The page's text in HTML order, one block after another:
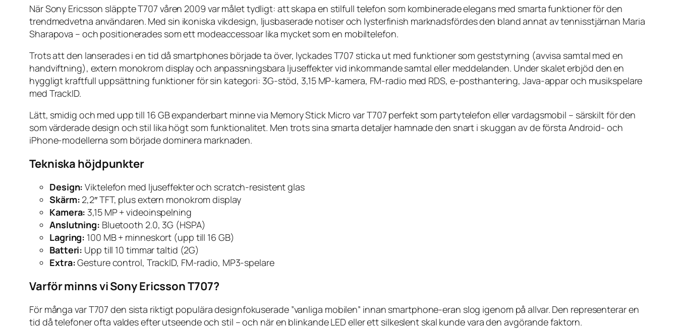
När Sony Ericsson släppte T707 våren 2009 var målet tydligt: att skapa en stilfull telefon som kombinerade elegans med smarta funktioner för den
trendmedvetna användaren. Med sin ikoniska vikdesign, ljusbaserade notiser och lysterfinish marknadsfördes den bland annat av tennisstjärnan Maria
Sharapova – och positionerades som ett modeaccessoar lika mycket som en mobiltelefon.
Trots att den lanserades i en tid då smartphones började ta över, lyckades T707 sticka ut med funktioner som geststyrning (avvisa samtal med en
handviftning), extern monokrom display och anpassningsbara ljuseffekter vid inkommande samtal eller meddelanden. Under skalet erbjöd den en
hyggligt kraftfull uppsättning funktioner för sin kategori: 3G-stöd, 3,15 MP-kamera, FM-radio med RDS, e-posthantering, Java-appar och musikspelare
med TrackID.
Lätt, smidig och med upp till 16 GB expanderbart minne via Memory Stick Micro var T707 perfekt som partytelefon eller vardagsmobil – särskilt för den
som värderade design och stil lika högt som funktionalitet. Men trots sina smarta detaljer hamnade den snart i skuggan av de första Android- och
iPhone-modellerna som började dominera marknaden.
Tekniska höjdpunkter
Design: Viktelefon med ljuseffekter och scratch-resistent glas
Skärm: 2,2″ TFT, plus extern monokrom display
Kamera: 3,15 MP + videoinspelning
Anslutning: Bluetooth 2.0, 3G (HSPA)
Lagring: 100 MB + minneskort (upp till 16 GB)
Batteri: Upp till 10 timmar taltid (2G)
Extra:Gesture control, TrackID, FM-radio, MP3-spelare
Varför minns vi Sony Ericsson T707?
För många var T707 den sista riktigt populära designfokuserade ”vanliga mobilen” innan smartphone-eran slog igenom på allvar. Den representerar en
tid då telefoner ofta valdes efter utseende och stil – och när en blinkande LED eller ett silkeslent skal kunde vara den avgörande faktorn.